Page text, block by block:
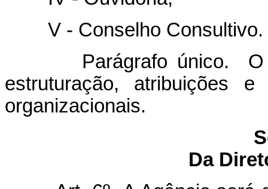
V - Conselho Consultivo.
Parágrafo único. O
estruturação, atribuições
organizacionais.
Da